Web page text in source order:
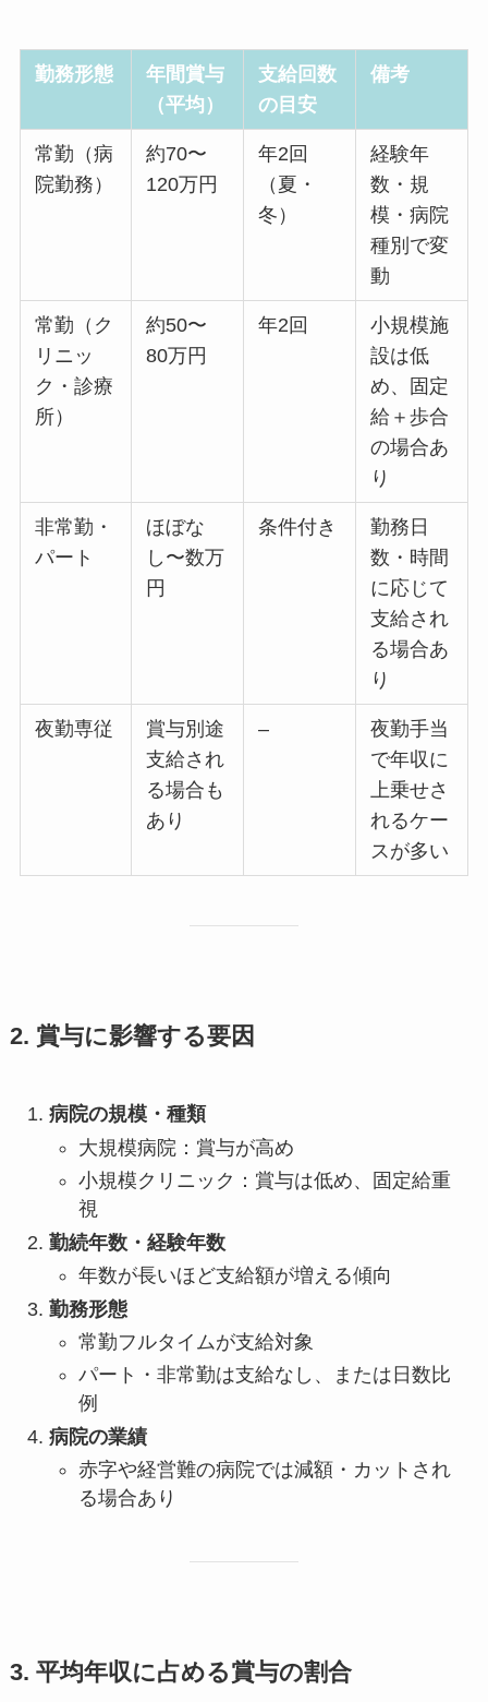
勤務形態
年間賞与
（平均）
支給回数
の目安
備考
常勤（病
院勤務）
約70〜
120万円
年2回
（夏・
冬）
経験年
数・規
模・病院
種別で変
動
常勤（ク
リニッ
ク・診療
所）
約50〜
80万円
年2回
小規模施
設は低
め、固定
給＋歩合
の場合あ
り
非常勤・
パート
ほぼな
し〜数万
円
条件付き
勤務日
数・時間
に応じて
支給され
る場合あ
り
夜勤専従
賞与別途
支給され
る場合も
あり
–
夜勤手当
で年収に
上乗せさ
れるケー
スが多い
2. 賞与に影響する要因
病院の規模・種類
大規模病院：賞与が高め
小規模クリニック：賞与は低め、固定給重
視
勤続年数・経験年数
年数が長いほど支給額が増える傾向
勤務形態
常勤フルタイムが支給対象
パート・非常勤は支給なし、または日数比
例
病院の業績
赤字や経営難の病院では減額・カットされ
る場合あり
3. 平均年収に占める賞与の割合